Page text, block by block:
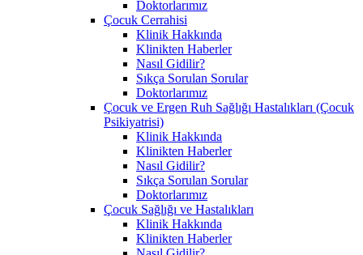
Doktorlarımız
Çocuk Cerrahisi
Klinik Hakkında
Klinikten Haberler
Nasıl Gidilir?
Sıkça Sorulan Sorular
Doktorlarımız
Çocuk ve Ergen Ruh Sağlığı Hastalıkları (Çocuk
Psikiyatrisi)
Klinik Hakkında
Klinikten Haberler
Nasıl Gidilir?
Sıkça Sorulan Sorular
Doktorlarımız
Çocuk Sağlığı ve Hastalıkları
Klinik Hakkında
Klinikten Haberler